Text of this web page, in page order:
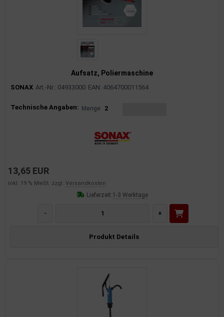
Aufsatz, Poliermaschine
SONAX Art.-Nr.: 04933000 EAN: 4064700011564
Produktinformationen
Technische Angaben: Menge 2
13,65 EUR
inkl. 19 % MwSt. zzgl. Versandkosten
Lieferzeit:1-3 Werktage
- +
Produkt Details